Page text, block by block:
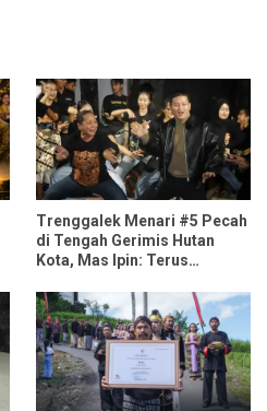
Trenggalek Menari #5 Pecah
di Tengah Gerimis Hutan
Kota, Mas Ipin: Terus